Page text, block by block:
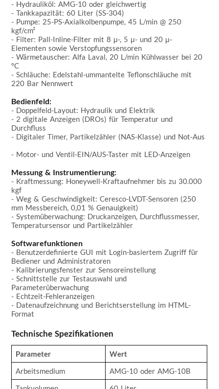
- Hydrauliköl: AMG-10 oder gleichwertig
- Tankkapazität: 60 Liter (SS-304)
- Pumpe: 25-PS-Axialkolbenpumpe, 45 L/min @ 250
kgf/cm²
- Filter: Pall-Inline-Filter mit 8 μ-, 5 μ- und 20 μ-
Elementen sowie Verstopfungssensoren
- Wärmetauscher: Alfa Laval, 20 L/min Kühlwasser bei 20
°C
- Schläuche: Edelstahl-ummantelte Teflonschläuche mit
220 Bar Nennwert
Bedienfeld:
- Doppelfeld-Layout: Hydraulik und Elektrik
- 2 digitale Anzeigen (DROs) für Temperatur und
Durchfluss
- Digitaler Timer, Partikelzähler (NAS-Klasse) und Not-Aus
- Motor- und Ventil-EIN/AUS-Taster mit LED-Anzeigen
Messung & Instrumentierung:
- Kraftmessung: Honeywell-Kraftaufnehmer bis zu 30.000
kgf
- Weg & Geschwindigkeit: Ceresco-LVDT-Sensoren (250
mm Messbereich, 0,01 % Genauigkeit)
- Systemüberwachung: Druckanzeigen, Durchflussmesser,
Temperatursensor und Partikelzähler
Softwarefunktionen
- Benutzerdefinierte GUI mit Login-basiertem Zugriff für
Bediener und Administratoren
- Kalibrierungsfenster zur Sensoreinstellung
- Schnittstelle zur Testauswahl und
Parameterüberwachung
- Echtzeit-Fehleranzeigen
- Datenaufzeichnung und Berichtserstellung im HTML-
Format
Technische Spezifikationen
Parameter
Wert
Arbeitsmedium
AMG-10 oder AMG-10B